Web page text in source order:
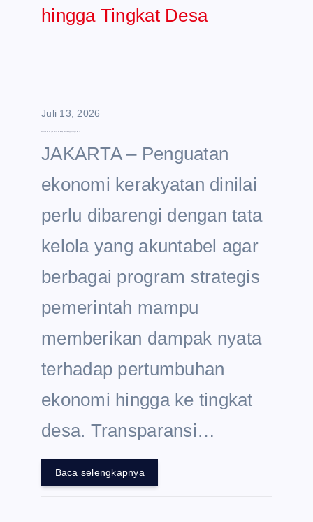
Juli 13, 2026
JAKARTA – Penguatan
ekonomi kerakyatan dinilai
perlu dibarengi dengan tata
kelola yang akuntabel agar
berbagai program strategis
pemerintah mampu
memberikan dampak nyata
terhadap pertumbuhan
ekonomi hingga ke tingkat
desa. Transparansi…
Baca selengkapnya